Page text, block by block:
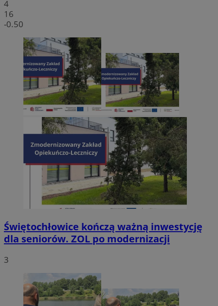
4
16
-0.50
Świętochłowice kończą ważną inwestycję
dla seniorów. ZOL po modernizacji
3